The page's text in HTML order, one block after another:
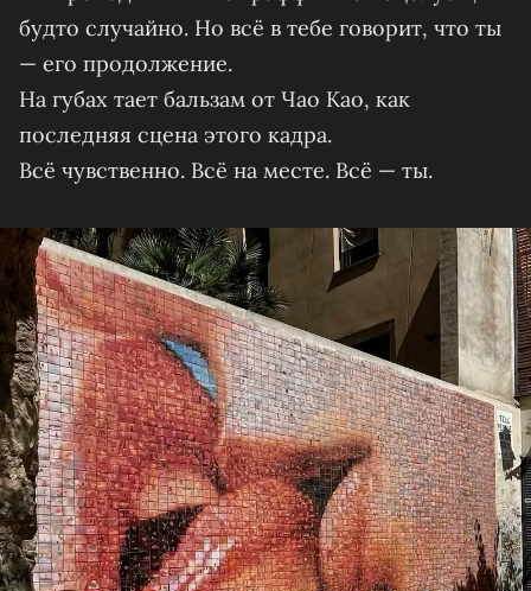
будто случайно. Но всё в тебе говорит, что ты
— его продолжение.
На губах тает бальзам от Чао Као, как
последняя сцена этого кадра.
Всё чувственно. Всё на месте. Всё — ты.